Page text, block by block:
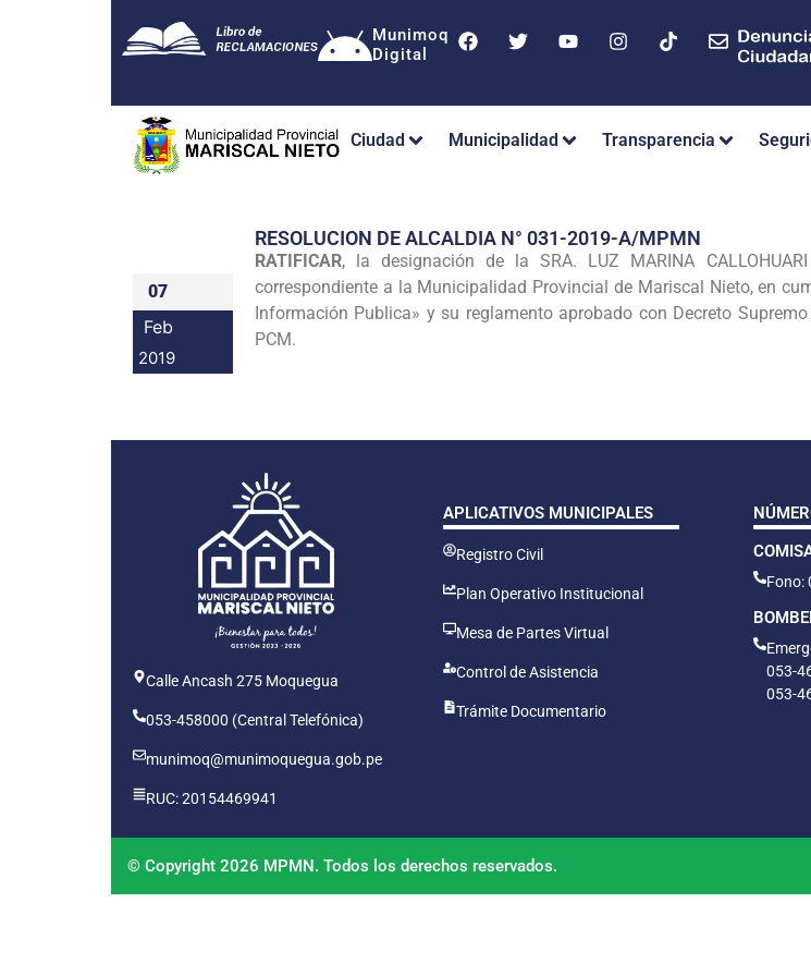
Munimoq
Digital
Ciudad Municipalidad Transparencia
07
Feb
2019
RESOLUCION DE ALCALDIA N° 031-2019-A/MPMN
RATIFICAR, la designación de la SRA. LUZ MARINA
correspondiente a la Municipalidad Provincial de Mariscal Nieto, en
Información Publica» y su reglamento aprobado con Decreto
PCM.
Calle Ancash 275 Moquegua
053-458000 (Central Telefónica)
munimoq@munimoquegua.gob.pe
RUC: 20154469941
APLICATIVOS MUNICIPALES
Registro Civil
Plan Operativo Institucional
Mesa de Partes Virtual
Control de Asistencia
Trámite Documentario
Fono:
053-
053-
© Copyright 2026 MPMN. Todos los derechos reservados.